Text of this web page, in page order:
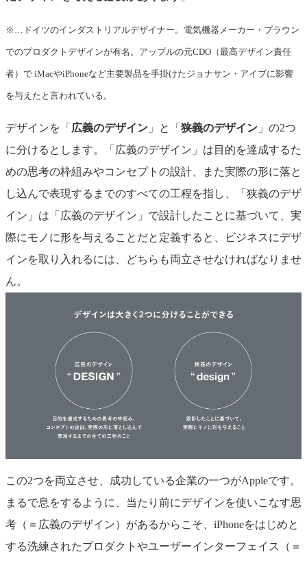
※…ドイツのインダストリアルデザイナー。電気機器メーカー・ブラウン
でのプロダクトデザインが有名。アップルの元CDO（最高デザイン責任
者）で iMacやiPhoneなど主要製品を手掛けたジョナサン・アイブに影響
を与えたと言われている。
デザインを 「 広義のデザイン 」と「 狭義のデザイン 」の2つ
に分ける とします。「広義のデザイン」は目的を達成するた
めの思考の枠組みやコンセプトの設計、また実際の形に落と
し込んで表現するまでのすべての工程を指し、「狭義のデザ
イン」は「広義のデザイン」で設計したことに基づいて、実
際にモノに形を与えることだと定義すると、
ビジネスにデザ
インを取り入れるには、どちらも両立させなければなりませ
ん。
この2つを両立させ、成功している企業の一つがAppleです。
まるで息をするように、当たり前にデザインを使いこなす思
考（＝広義のデザイン）があるからこそ、iPhoneをはじめと
する洗練されたプロダクトやユーザーインターフェイス（＝